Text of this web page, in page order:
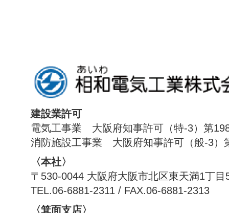
建設業許可
電気工事業 大阪府知事許可（特-3）第
消防施設工事業 大阪府知事許可（般-3）
〈本社〉
〒530-0044 大阪府大阪市北区東天満1丁目
TEL.06-6881-2311 / FAX.06-6881-2313
〈箕面支店〉